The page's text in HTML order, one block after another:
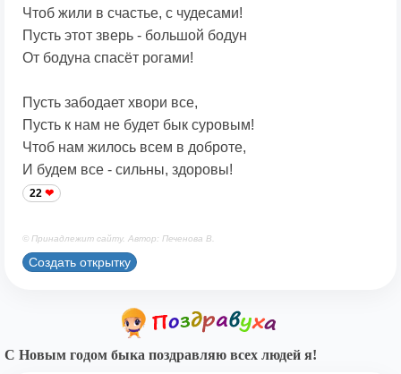
Чтоб жили в счастье, с чудесами!
Пусть этот зверь - большой бодун
От бодуна спасёт рогами!
Пусть забодает хвори все,
Пусть к нам не будет бык суровым!
Чтоб нам жилось всем в доброте,
И будем все - сильны, здоровы!
22
© Принадлежит сайту. Автор: Печенова В.
Создать открытку
С Новым годом быка поздравляю всех людей я!